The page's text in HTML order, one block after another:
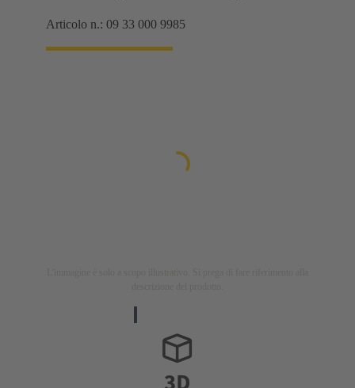
Articolo n.: 09 33 000 9985